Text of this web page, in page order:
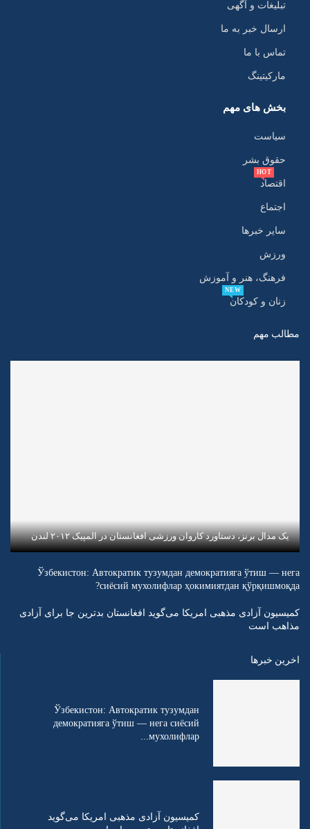
تبلیغات و آگهی
ارسال خبر به ما
تماس با ما
مارکیتینگ
بخش های مهم
سیاست
حقوق بشر
اقتصاد
HOT
اجتماع
سایر خبرها
ورزش
فرهنگ، هنر و آموزش
زنان و کودکان
NEW
مطالب مهم
یک مدال برنز، دستاورد کاروان ورزشی افغانستان در المپیک ۲۰۱۲ لندن
Ўзбекистон: Автократик тузумдан демократияга ўтиш — нега
сиёсий мухолифлар ҳокимиятдан қўрқишмоқда?
کمیسیون آزادی مذهبی امریکا می‌گوید افغانستان بدترین جا برای آزادی
مذاهب است
اخرین خبرها
Ўзбекистон: Автократик тузумдан
демократияга ўтиш — нега сиёсий
мухолифлар...
کمیسیون آزادی مذهبی امریکا می‌گوید